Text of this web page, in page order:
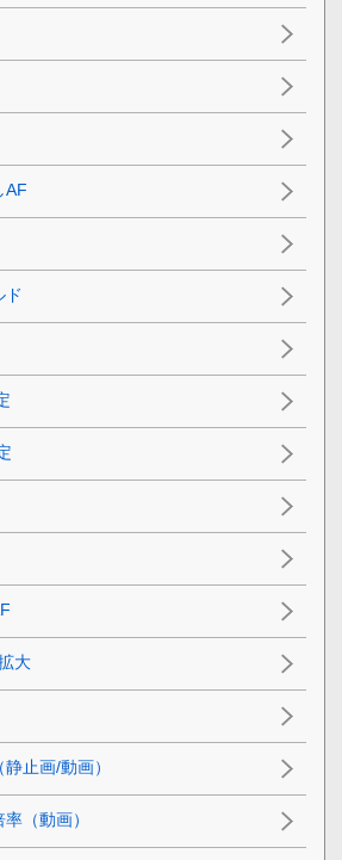
AF
ド
大
（静止画/動画）
率 （動画）